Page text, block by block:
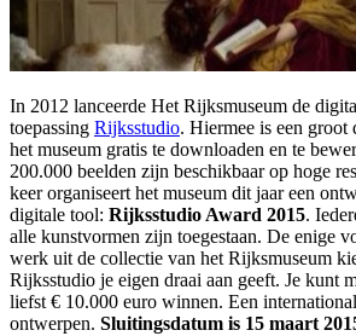
In 2012 lanceerde Het Rijksmuseum de
toepassing Rijksstudio. Hiermee is een groot
het museum gratis te downloaden en te
200.000 beelden zijn beschikbaar op hoge
keer organiseert het museum dit jaar een
digitale tool: Rijksstudio Award 2015.
alle kunstvormen zijn toegestaan. De enige
werk uit de collectie van het Rijksmuseum
Rijksstudio je eigen draai aan geeft. Je kunt
liefst € 10.000 euro winnen. Een
ontwerpen. Sluitingsdatum is 15 maart